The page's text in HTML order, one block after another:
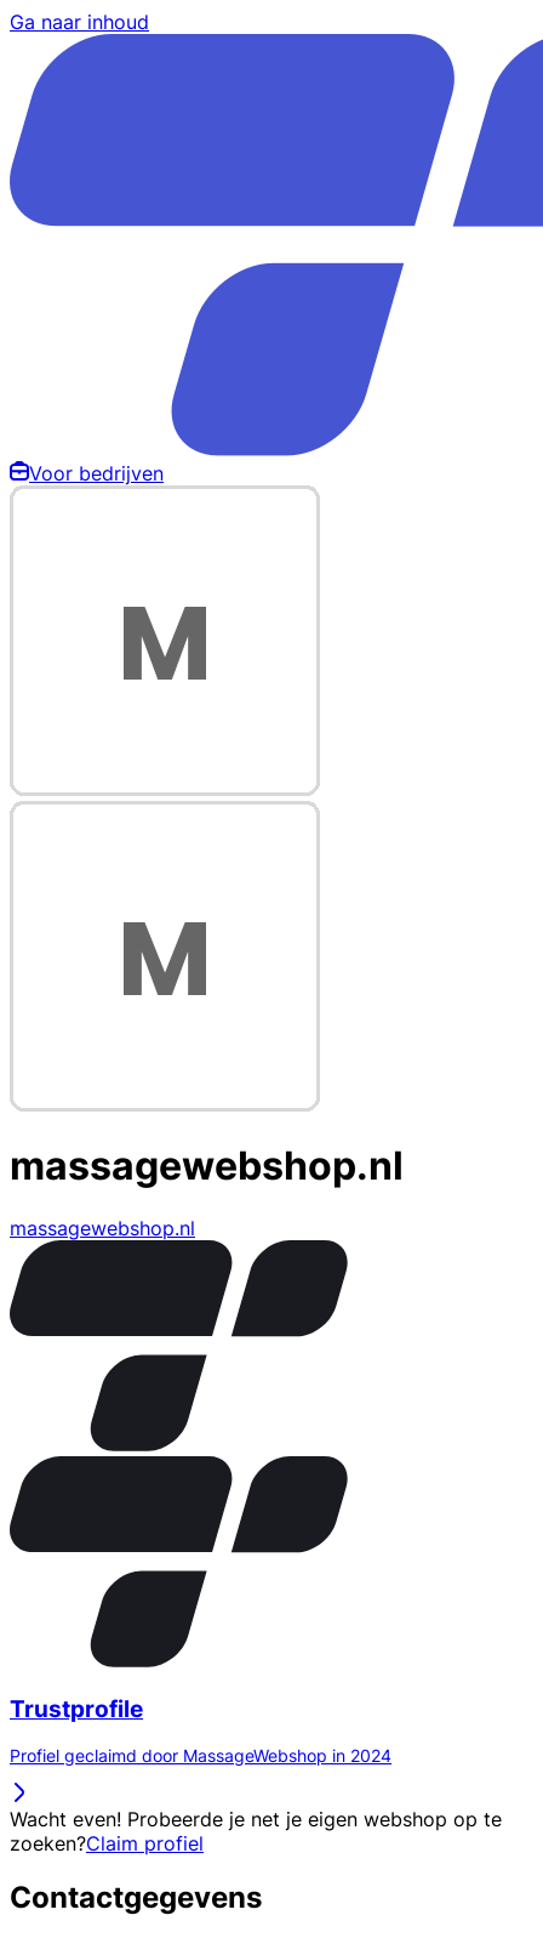
Ga naar inhoud
Voor bedrijven
massagewebshop.nl
massagewebshop.nl
Trustprofile
Profiel geclaimd door MassageWebshop in 2024
Wacht even! Probeerde je net je eigen webshop op te
zoeken?Claim profiel
Contactgegevens